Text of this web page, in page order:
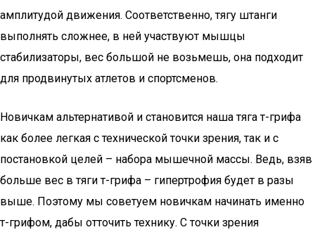
амплитудой движения. Соответственно, тягу штанги
выполнять сложнее, в ней участвуют мышцы
стабилизаторы, вес большой не возьмешь, она подходит
для продвинутых атлетов и спортсменов.
Новичкам альтернативой и становится наша тяга т-грифа
как более легкая с технической точки зрения, так и с
постановкой целей – набора мышечной массы. Ведь, взяв
больше вес в тяги т-грифа – гипертрофия будет в разы
выше. Поэтому мы советуем новичкам начинать именно
т-грифом, дабы отточить технику. С точки зрения